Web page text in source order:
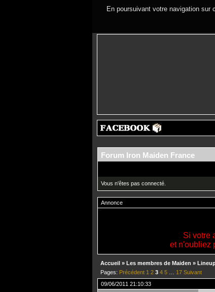
En poursuivant votre navigation
Forum Iron Maiden France
Vous n'êtes pas connecté.
Annonce
Si votre
et n'oubliez
Accueil » Les membres de Maiden »
Pages: Précédent 1 2 3 4 5 17 Suivant
09/06/2011 21:10:33